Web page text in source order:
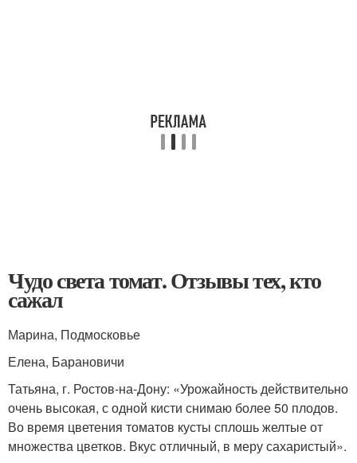
Чудо света томат. Отзывы тех, кто
сажал
Марина, Подмосковье
Елена, Барановичи
Татьяна, г. Ростов-на-Дону: «Урожайность действительно
очень высокая, с одной кисти снимаю более 50 плодов.
Во время цветения томатов кусты сплошь желтые от
множества цветков. Вкус отличный, в меру сахаристый».